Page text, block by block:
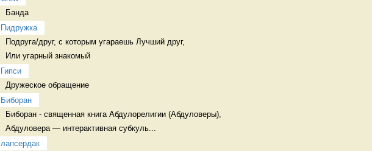
Банда
Пидружка
Подруга/друг, с которым угараешь Лучший друг,
Или угарный знакомый
Гипси
Дружеское обращение
Биборан
Биборан - священная книга Абдулорелигии (Абдуловеры),
Абдуловера — интерактивная субкуль...
лапсердак